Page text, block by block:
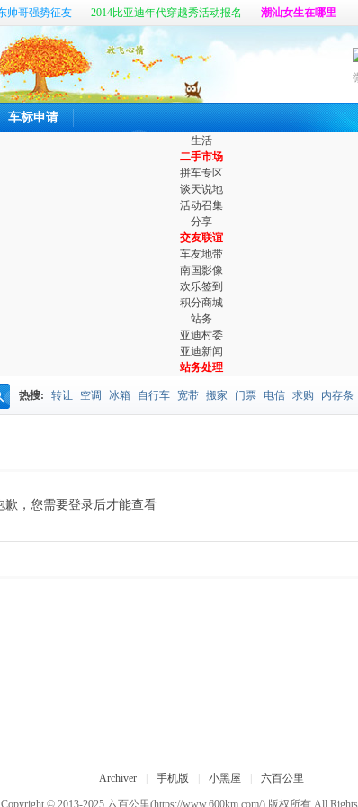
车标申请
生活
二手市场
拼车专区
谈天说地
活动召集
分享
交友联谊
车友地带
南国影像
欢乐签到
积分商城
站务
亚迪村委
亚迪新闻
站务处理
热搜: 转让 空调 冰箱 自行车 宽带 搬家 门票 电信 求购 内存条
歉，您需要登录后才能查看
帅哥强势征友
2014比亚迪年代穿越秀活动报名
潮汕女生在哪里
真心寻找那个她 六百公里最新客户端开放体验啦
Archiver 手机版 小黑屋 六百公里
Copyright © 2013-2025 六百公里(https://www.600km.com/) 版权所有 All Rights